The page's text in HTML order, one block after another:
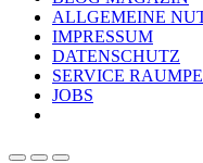
ALLGEMEINE
IMPRESSUM
DATENSCHUTZ
SERVICE
JOBS